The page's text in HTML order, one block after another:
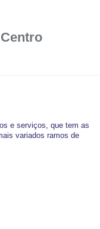
e serviços, que tem as
variados ramos de